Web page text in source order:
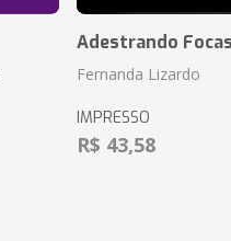
Adestrando
Fernanda Lizardo
IMPRESSO
R$ 43,58